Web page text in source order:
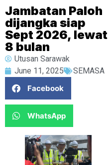
Jambatan Paloh
dijangka siap
Sept 2026, lewat
8 bulan
Utusan Sarawak
June 11, 2025
SEMASA
Facebook
WhatsApp